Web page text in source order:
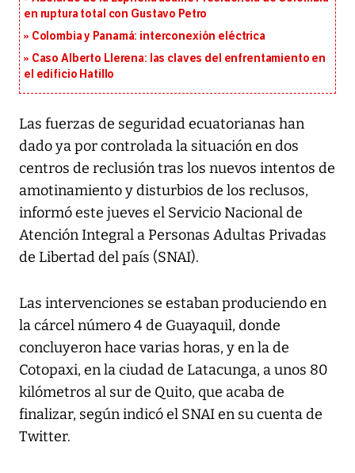
en ruptura total con Gustavo Petro
Colombia y Panamá: interconexión eléctrica
Caso Alberto Llerena: las claves del enfrentamiento en
el edificio Hatillo
Las fuerzas de seguridad ecuatorianas han
dado ya por controlada la situación en dos
centros de reclusión tras los nuevos intentos de
amotinamiento y disturbios de los reclusos,
informó este jueves el Servicio Nacional de
Atención Integral a Personas Adultas Privadas
de Libertad del país (SNAI).
Las intervenciones se estaban produciendo en
la cárcel número 4 de Guayaquil, donde
concluyeron hace varias horas, y en la de
Cotopaxi, en la ciudad de Latacunga, a unos 80
kilómetros al sur de Quito, que acaba de
finalizar, según indicó el SNAI en su cuenta de
Twitter.